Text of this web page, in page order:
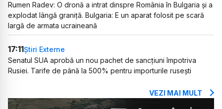
Rumen Radev: O dronă a intrat dinspre România în Bulgaria și a
explodat lângă graniță. Bulgaria: E un aparat folosit pe scară
largă de armata ucraineană
17:11Știri Externe
Senatul SUA aprobă un nou pachet de sancțiuni împotriva
Rusiei. Tarife de până la 500% pentru importurile rusești
VEZI MAI MULT